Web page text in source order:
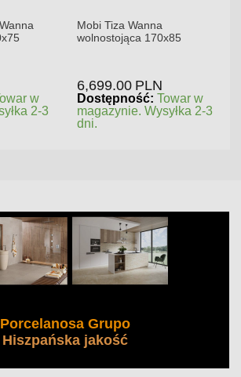
w
2-3
Mobi Tiza Wanna
wolnostojąca 170x85
6,699.00 PLN
Dostępność: Towar w
magazynie. Wysyłka 2-3
dni.
Porcelanosa Grupo
Hiszpańska jakość